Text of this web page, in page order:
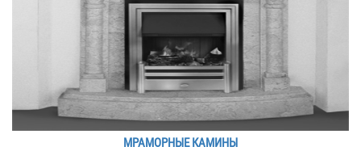
МРАМОРНЫЕ КАМИНЫ